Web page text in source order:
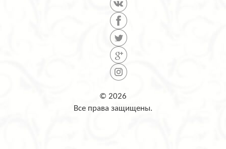
© 2026
Все права защищены.